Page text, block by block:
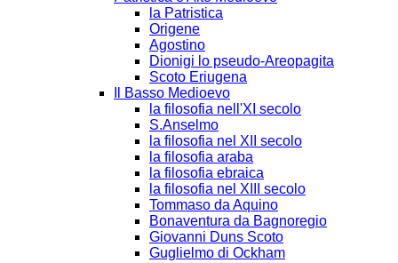
la Patristica
Origene
Agostino
Dionigi lo pseudo-Areopagita
Scoto Eriugena
Il Basso Medioevo
la filosofia nell'XI secolo
S.Anselmo
la filosofia nel XII secolo
la filosofia araba
la filosofia ebraica
la filosofia nel XIII secolo
Tommaso da Aquino
Bonaventura da Bagnoregio
Giovanni Duns Scoto
Guglielmo di Ockham